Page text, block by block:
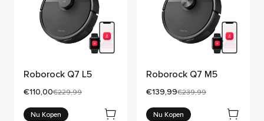
Roborock Q7 L5
Huidige prijs:
€110,00Oorspronkelijke prijs:
€229,99
Nu Kopen
Roborock Q7 M5
Huidige prijs:
€139,99Oorspronkelijke prijs:
€239,99
Nu Kopen